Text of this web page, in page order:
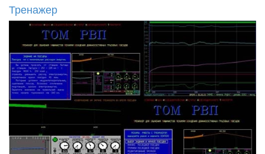
Тренажер